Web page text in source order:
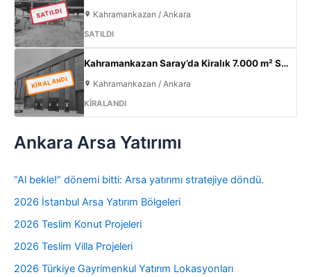
SATILDI Kahramankazan / Ankara
SATILDI
KİRALANDI
Kahramankazan Saray’da Kiralık 7.000 m² Sıfır Fabrika | 2.000 m² Açık Alan | 300 KW
Kahramankazan / Ankara
KİRALANDI
Ankara Arsa Yatırımı
“Al bekle!” dönemi bitti: Arsa yatırımı stratejiye döndü.
2026 İstanbul Arsa Yatırım Bölgeleri
2026 Teslim Konut Projeleri
2026 Teslim Villa Projeleri
2026 Türkiye Gayrimenkul Yatırım Lokasyonları